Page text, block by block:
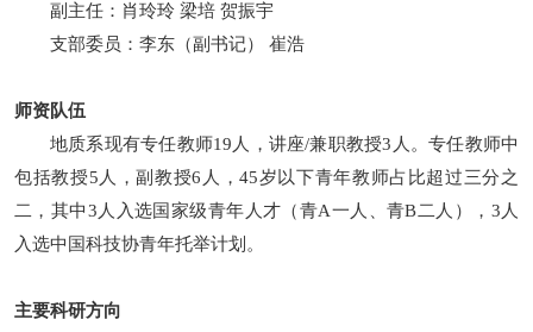
副主任：肖玲玲 梁培 贺振宇
支部委员：李东（副书记） 崔浩
师资队伍
地质系现有专任教师19人，讲座/兼职教授3人。专任教师中
包括教授5人，副教授6人，45岁以下青年教师占比超过三分之
二，其中3人入选国家级青年人才（青A一人、青B二人），3人
入选中国科技协青年托举计划。
主要科研方向